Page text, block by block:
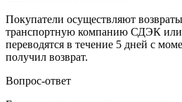
Покупатели осуществляют
транспортную компанию СДЭК или
переводятся в течение 5 дней с
получил возврат.
Вопрос-ответ